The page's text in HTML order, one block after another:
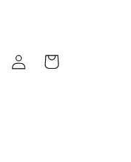
Inloggen
Winkelwagen